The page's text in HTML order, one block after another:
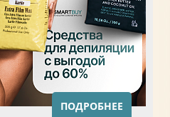
ПОДРОБНЕЕ